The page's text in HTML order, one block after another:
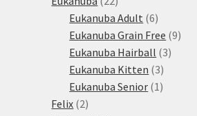
produktů
Eukanuba Adult 66
produktů
Eukanuba Grain Free 99
Eukanuba Hairball 33
Eukanuba Kitten 33
produkty
Eukanuba Senior 1 1
Felix 22